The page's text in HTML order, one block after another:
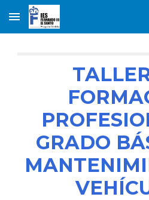
Skip to main content
GRADO